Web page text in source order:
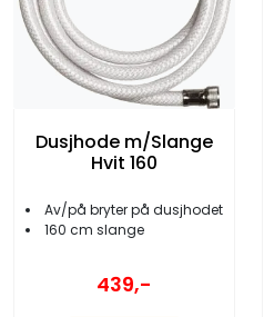
Dusjhode m/Slange
Hvit 160
Av/på bryter på dusjhodet
160 cm slange
439,-